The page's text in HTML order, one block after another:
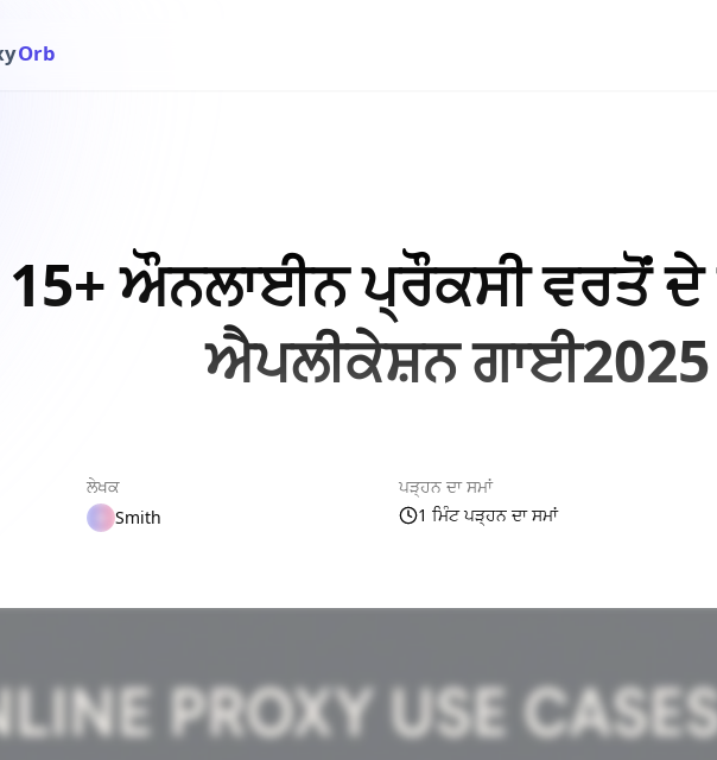
Orb
15+ ਔਨਲਾਈਨ ਪ੍ਰੌਕਸੀ ਵਰਤੋਂ
ਲੇਖਕ
Smith
ਪੜ੍ਹਨ ਦਾ ਸਮਾਂ
1 ਮਿੰਟ ਪੜ੍ਹਨ ਦਾ ਸਮਾਂ